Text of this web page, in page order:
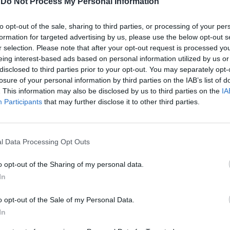
opt-out of the sale, sharing to third parties, or processing of your
for targeted advertising by us, please use the below opt-out
selection. Please note that after your opt-out request is processed
interest-based ads based on personal information utilized by us
to third parties prior to your opt-out. You may separately
of your personal information by third parties on the IAB’s list of
This information may also be disclosed by us to third parties on the
Participants that may further disclose it to other third parties.
Data Processing Opt Outs
opt-out of the Sharing of my personal data.
opt-out of the Sale of my Personal Data.
giallorosso è legato «solo» alle
scudetto giallorosso. Mancini è
messo da quella parte del campo e ha
e alla Roma tutta, qualità,
quei gol che sono sempre mancati al
bloccato nella stazione di Milano.
Mancini, oltre ai numeri, parlano tutti
che lo ha valorizzato e lanciato da
La dirigenza, Baldini in testa, che lo ha
le sue doti in campo. L'ultimo ad
L'aeroplanino giallorosso, fermato
infortunio, elogia il giovane talento
ritiro in Austria che era uno forte. Sa
ed è in grado di fare cose
Rudy Giuliani a Come States?
americana